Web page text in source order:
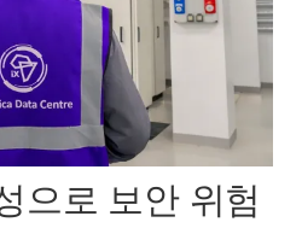
으로 보안 위험